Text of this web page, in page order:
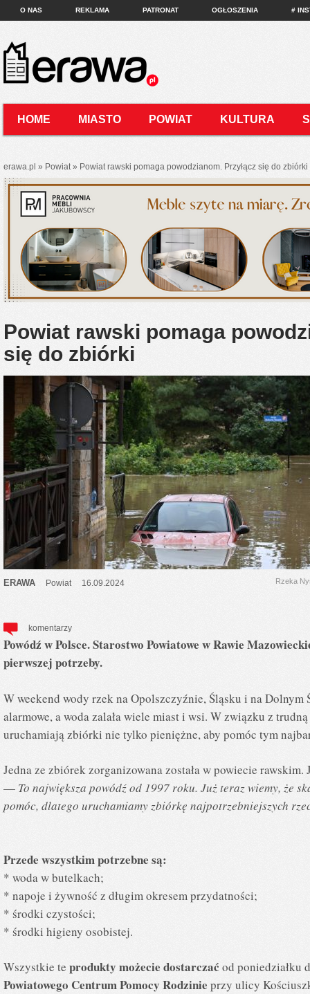
O NAS REKLAMA PATRONAT OGŁOSZENIA #
HOME MIASTO POWIAT KULTURA
erawa.pl » Powiat » Powiat rawski pomaga powodzianom. Przyłącz się do zbiórki
Powiat rawski pomaga
się do zbiórki
ERAWA Powiat 16.09.2024 Rzeka
komentarzy
Powódź w Polsce. Starostwo Powiatowe w Rawie
pierwszej potrzeby.
W weekend wody rzek na Opolszczyźnie, Śląsku i na
alarmowe, a woda zalała wiele miast i wsi. W związku z
uruchamiają zbiórki nie tylko pieniężne, aby pomóc tym
Jedna ze zbiórek zorganizowana została w powiecie
— To największa powódź od 1997 roku. Już teraz wiemy, że
pomóc, dlatego uruchamiamy zbiórkę najpotrzebniejszych
Przede wszystkim potrzebne są:
* woda w butelkach;
* napoje i żywność z długim okresem przydatności;
* środki czystości;
* środki higieny osobistej.
Wszystkie te produkty możecie dostarczać od poniedziałku
Powiatowego Centrum Pomocy Rodzinie przy ulicy